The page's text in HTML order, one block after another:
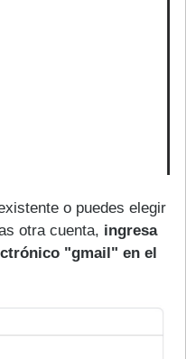
o puedes elegir
otra cuenta, ingresa
"gmail" en el